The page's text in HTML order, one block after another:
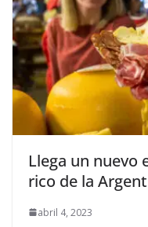
Llega un nuevo
rico de la
abril 4, 2023